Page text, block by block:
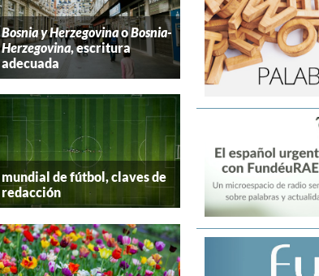
Bosnia y HerzegovinaoBosnia-
Herzegovina, escritura
adecuada
mundial de fútbol, claves de
redacción